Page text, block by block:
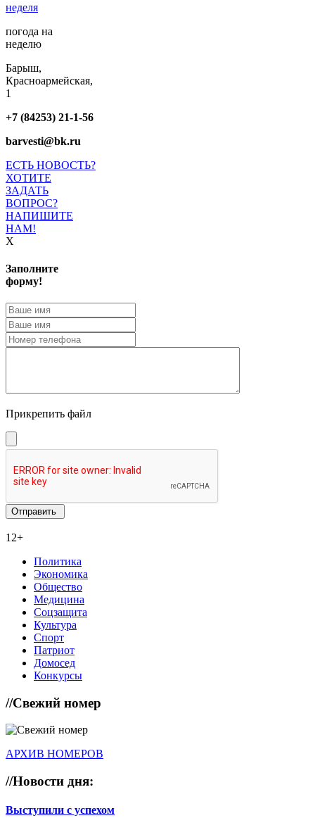
неделя
погода на
неделю
Барыш,
Красноармейская,
1
+7 (84253) 21-1-56
barvesti@bk.ru
ЕСТЬ НОВОСТЬ?
ХОТИТЕ
ЗАДАТЬ
ВОПРОС?
НАПИШИТЕ
НАМ!
X
Заполните
форму!
Прикрепить файл
12+
Политика
Экономика
Общество
Медицина
Соцзащита
Культура
Спорт
Патриот
Домосед
Конкурсы
//Свежий номер
АРХИВ НОМЕРОВ
//Новости дня:
Выступили с успехом